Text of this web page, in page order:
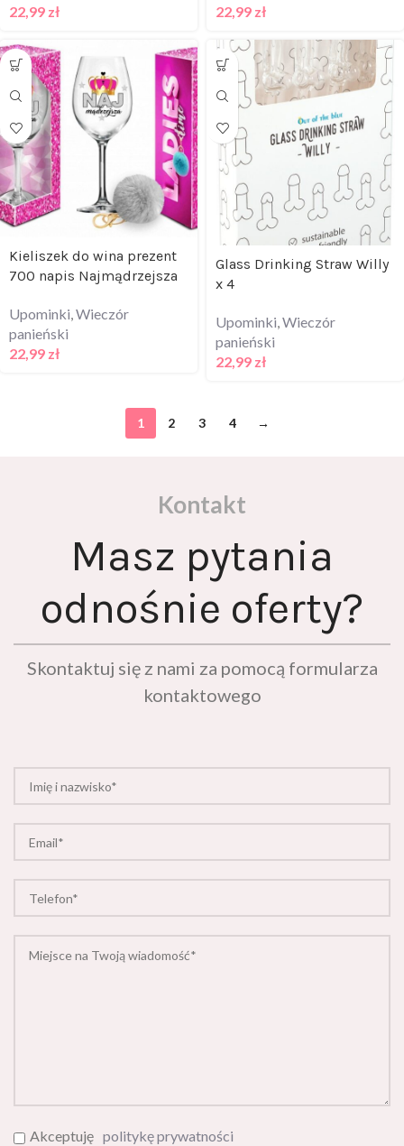
22,99 zł 22,99 zł
Kieliszek do wina prezent
700 napis Najmądrzejsza
Upominki,Wieczór
panieński
22,99 zł
Glass Drinking Straw Willy
x 4
Upominki,Wieczór
panieński
22,99 zł
1 2 3 4 →
Kontakt
Masz pytania
odnośnie oferty?
Skontaktuj się z nami za pomocą formularza
kontaktowego
Akceptuję politykę prywatności